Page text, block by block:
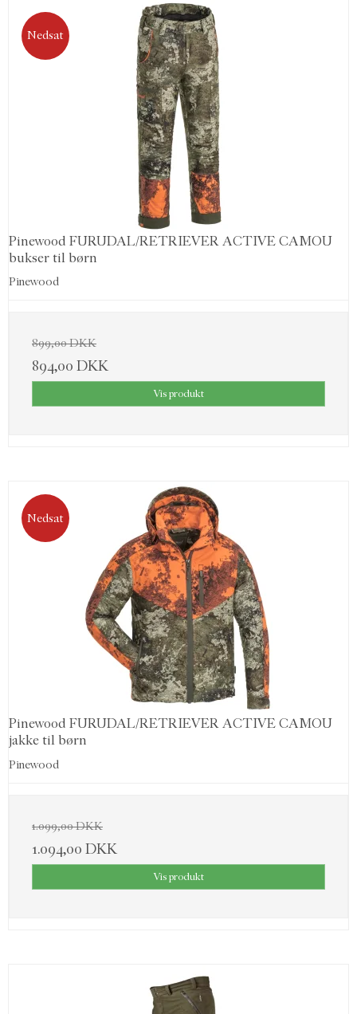
Nedsat
Pinewood FURUDAL/RETRIEVER ACTIVE CAMOU
bukser til børn
Pinewood
899,00 DKK
894,00 DKK
Vis produkt
Nedsat
Pinewood FURUDAL/RETRIEVER ACTIVE CAMOU
jakke til børn
Pinewood
1.099,00 DKK
1.094,00 DKK
Vis produkt